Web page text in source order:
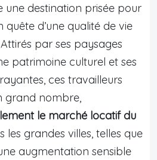
une destination prisée pour
quête d’une qualité de vie
par ses paysages
patrimoine culturel et ses
ces travailleurs
grand nombre,
le marché locatif du
les grandes villes, telles que
augmentation sensible